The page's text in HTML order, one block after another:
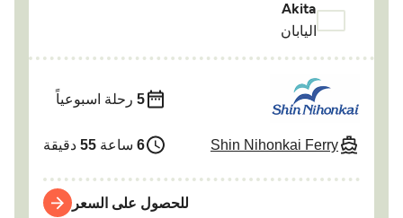
Akita
اليابان
Shin Nihonkai Ferry
5رحلة اسبوعياً
6 ساعة55دقيقة
للحصول على السعر